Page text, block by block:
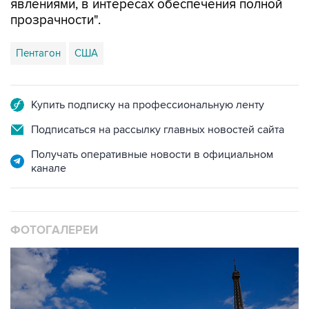
Пентагон США
Подписаться на рассылку главных новостей сайта
Получать оперативные новости в официальном